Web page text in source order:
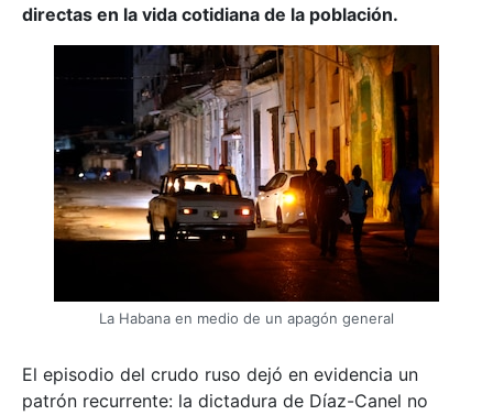
directas en la vida cotidiana de la población.
La Habana en medio de un apagón general
El episodio del crudo ruso dejó en evidencia un
patrón recurrente: la dictadura de Díaz-Canel no